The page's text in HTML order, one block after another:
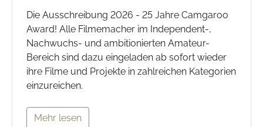
Die Ausschreibung 2026 - 25 Jahre Camgaroo
Award! Alle Filmemacher im Independent-,
Nachwuchs- und ambitionierten Amateur-
Bereich sind dazu eingeladen ab sofort wieder
ihre Filme und Projekte in zahlreichen Kategorien
einzureichen.
Mehr lesen